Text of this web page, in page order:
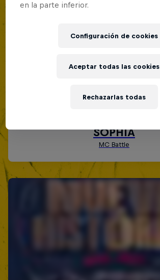
en la parte inferior.
Configuración de cookies
Rechazarlas todas
Aceptar todas las cookies